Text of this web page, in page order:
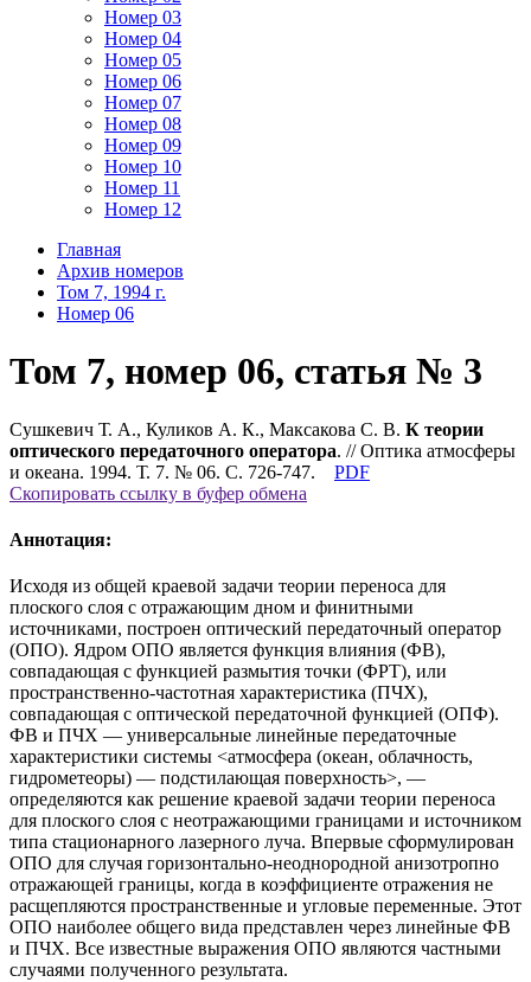
Номер 03
Номер 04
Номер 05
Номер 06
Номер 07
Номер 08
Номер 09
Номер 10
Номер 11
Номер 12
Главная
Архив номеров
Том 7, 1994 г.
Номер 06
Том 7, номер 06, статья № 3
Сушкевич Т. А., Куликов А. К., Максакова С. В. К теории
оптического передаточного оператора. // Оптика атмосферы
и океана. 1994. Т. 7. № 06. С. 726-747.
PDF
Скопировать ссылку в буфер обмена
Аннотация:
Исходя из общей краевой задачи теории переноса для
плоского слоя с отражающим дном и финитными
источниками, построен оптический передаточный оператор
(ОПО). Ядром ОПО является функция влияния (ФВ),
совпадающая с функцией размытия точки (ФРТ), или
пространственно-частотная характеристика (ПЧХ),
совпадающая с оптической передаточной функцией (ОПФ).
ФВ и ПЧХ — универсальные линейные передаточные
характеристики системы <атмосфера (океан, облачность,
гидрометеоры) — подстилающая поверхность>, —
определяются как решение краевой задачи теории переноса
для плоского слоя с неотражающими границами и источником
типа стационарного лазерного луча. Впервые сформулирован
ОПО для случая горизонтально-неоднородной анизотропно
отражающей границы, когда в коэффициенте отражения не
расщепляются пространственные и угловые переменные. Этот
ОПО наиболее общего вида представлен через линейные ФВ
и ПЧХ. Все известные выражения ОПО являются частными
случаями полученного результата.